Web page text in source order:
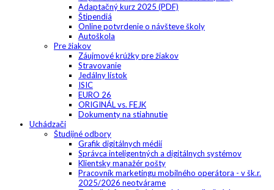
Adaptačný kurz 2025 (PDF)
Štipendiá
Online potvrdenie o návšteve školy
Autoškola
Pre žiakov
Záujmové krúžky pre žiakov
Stravovanie
Jedálny lístok
ISIC
EURO 26
ORIGINÁL vs. FEJK
Dokumenty na stiahnutie
Uchádzači
Študijné odbory
Grafik digitálnych médií
Správca inteligentných a digitálnych systémov
Klientsky manažér pošty
Pracovník marketingu mobilného operátora - v šk.r.
2025/2026 neotvárame